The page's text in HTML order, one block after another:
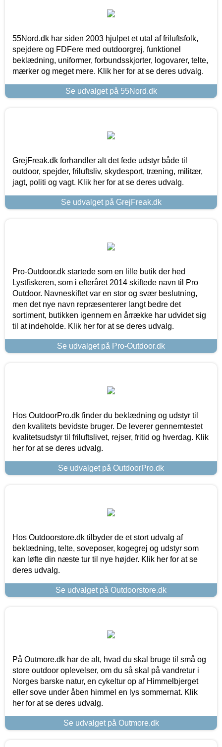
55Nord.dk har siden 2003 hjulpet et utal af friluftsfolk,
spejdere og FDFere med outdoorgrej, funktionel
beklædning, uniformer, forbundsskjorter, logovarer, telte,
mærker og meget mere. Klik her for at se deres udvalg.
Se udvalget på 55Nord.dk
GrejFreak.dk forhandler alt det fede udstyr både til
outdoor, spejder, friluftsliv, skydesport, træning, militær,
jagt, politi og vagt. Klik her for at se deres udvalg.
Se udvalget på GrejFreak.dk
Pro-Outdoor.dk startede som en lille butik der hed
Lystfiskeren, som i efteråret 2014 skiftede navn til Pro
Outdoor. Navneskiftet var en stor og svær beslutning,
men det nye navn repræsenterer langt bedre det
sortiment, butikken igennem en årrække har udvidet sig
til at indeholde. Klik her for at se deres udvalg.
Se udvalget på Pro-Outdoor.dk
Hos OutdoorPro.dk finder du beklædning og udstyr til
den kvalitets bevidste bruger. De leverer gennemtestet
kvalitetsudstyr til friluftslivet, rejser, fritid og hverdag. Klik
her for at se deres udvalg.
Se udvalget på OutdoorPro.dk
Hos Outdoorstore.dk tilbyder de et stort udvalg af
beklædning, telte, soveposer, kogegrej og udstyr som
kan løfte din næste tur til nye højder. Klik her for at se
deres udvalg.
Se udvalget på Outdoorstore.dk
På Outmore.dk har de alt, hvad du skal bruge til små og
store outdoor oplevelser, om du så skal på vandretur i
Norges barske natur, en cykeltur op af Himmelbjerget
eller sove under åben himmel en lys sommernat. Klik
her for at se deres udvalg.
Se udvalget på Outmore.dk